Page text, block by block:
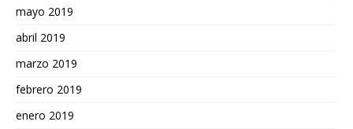
mayo 2019
abril 2019
marzo 2019
febrero 2019
enero 2019